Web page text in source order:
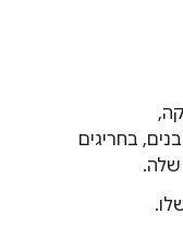
בחריגים
שלה.